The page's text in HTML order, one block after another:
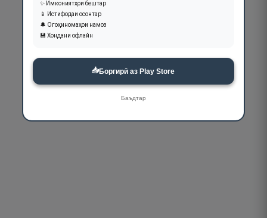
✨ Имкониятҳои бештар
📱 Истифодаи осонтар
🔔 Огоҳиномаҳои намоз
💾 Хондани офлайн
📥Боргирӣ аз Play Store
Баъдтар